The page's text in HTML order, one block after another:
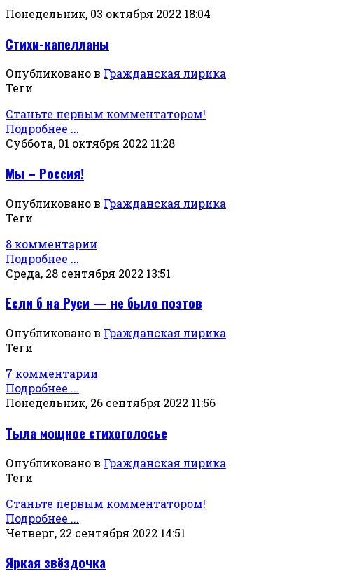
Понедельник, 03 октября 2022 18:04
Стихи-капелланы
Опубликовано в Гражданская лирика
Теги
Станьте первым комментатором!
Подробнее ...
Суббота, 01 октября 2022 11:28
Мы – Россия!
Опубликовано в Гражданская лирика
Теги
8 комментарии
Подробнее ...
Среда, 28 сентября 2022 13:51
Если б на Руси — не было поэтов
Опубликовано в Гражданская лирика
Теги
7 комментарии
Подробнее ...
Понедельник, 26 сентября 2022 11:56
Тыла мощное стихоголосье
Опубликовано в Гражданская лирика
Теги
Станьте первым комментатором!
Подробнее ...
Четверг, 22 сентября 2022 14:51
Яркая звёздочка